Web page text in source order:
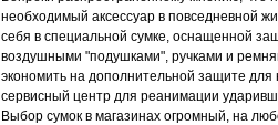
необходимый аксессуар в повседневной
себя в специальной сумке, оснащенной
воздушными "подушками", ручками и
экономить на дополнительной защите для
сервисный центр для реанимации
Выбор сумок в магазинах огромный, на